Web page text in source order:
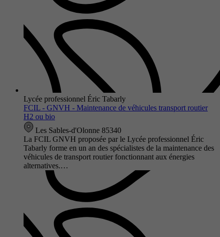
Lycée professionnel Éric Tabarly
FCIL - GNVH - Maintenance de véhicules transport routier
H2 ou bio
Les Sables-d'Olonne 85340
La FCIL GNVH proposée par le Lycée professionnel Éric
Tabarly forme en un an des spécialistes de la maintenance des
véhicules de transport routier fonctionnant aux énergies
alternatives.…